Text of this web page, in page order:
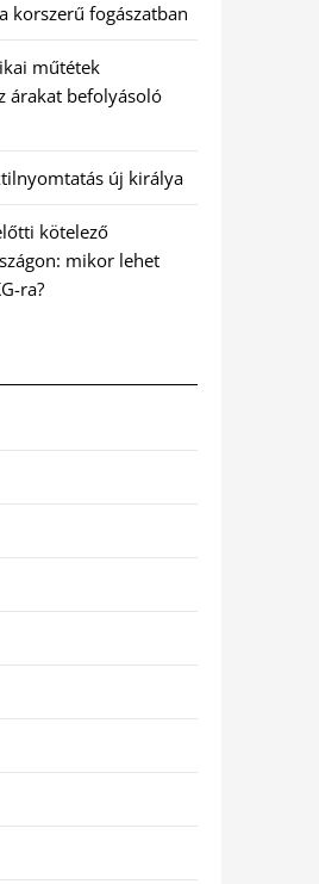
korszerű fogászatban
műtétek
árakat befolyásoló
új királya
kötelező
mikor lehet
ra?